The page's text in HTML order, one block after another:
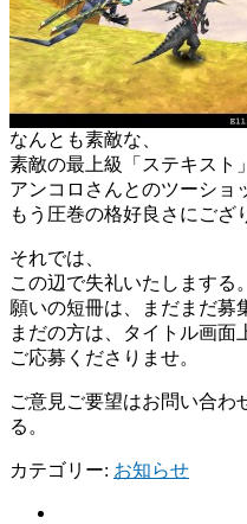
なんとも素敵な、
素敵の最上級「ステキスト
アンコロさんとのツーショ
もう圧巻の格好良さにござ
それでは、
この辺で失礼いたしまする。
願いの短冊は、まだまだ募
まだの方は、タイトル画面
ご応募くださりませ。
ご意見ご要望はお問い合わ
る。
カテゴリー: お知らせ